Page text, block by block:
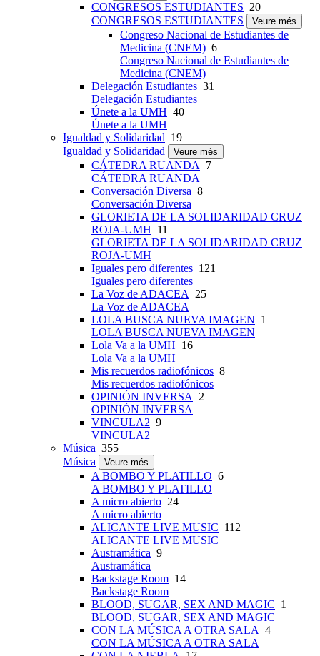
CONGRESOS ESTUDIANTES 20
CONGRESOS ESTUDIANTES
Veure més
Congreso Nacional de Estudiantes de
Medicina (CNEM) 6
Congreso Nacional de Estudiantes de
Medicina (CNEM)
Delegación Estudiantes 31
Delegación Estudiantes
Únete a la UMH 40
Únete a la UMH
Igualdad y Solidaridad 19
Igualdad y Solidaridad
Veure més
CÁTEDRA RUANDA
7
CÁTEDRA RUANDA
Conversación Diversa 8
Conversación Diversa
GLORIETA DE LA SOLIDARIDAD CRUZ
ROJA-UMH 11
GLORIETA DE LA SOLIDARIDAD CRUZ
ROJA-UMH
Iguales pero diferentes 121
Iguales pero diferentes
La Voz de ADACEA
25
La Voz de ADACEA
LOLA BUSCA NUEVA IMAGEN 1
LOLA BUSCA NUEVA IMAGEN
Lola Va a la UMH 16
Lola Va a la UMH
Mis recuerdos radiofónicos 8
Mis recuerdos radiofónicos
OPINIÓN INVERSA
2
OPINIÓN INVERSA
VINCULA2 9
VINCULA2
Música 355
Música
Veure més
A BOMBO Y PLATILLO 6
A BOMBO Y PLATILLO
A micro abierto 24
A micro abierto
ALICANTE LIVE MUSIC 112
ALICANTE LIVE MUSIC
Austramática 9
Austramática
Backstage Room 14
Backstage Room
BLOOD, SUGAR, SEX AND MAGIC 1
BLOOD, SUGAR, SEX AND MAGIC
CON LA MÚSICA A OTRA SALA 4
CON LA MÚSICA A OTRA SALA